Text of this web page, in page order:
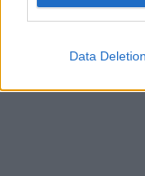
Data Deletion